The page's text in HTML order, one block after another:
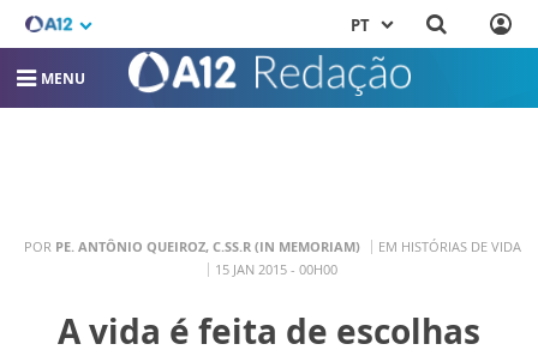
PT
MENU
POR PE. ANTÔNIO QUEIROZ, C.SS.R (IN MEMORIAM)
EM HISTÓRIAS DE VIDA
15 JAN 2015 - 00H00
A vida é feita de escolhas